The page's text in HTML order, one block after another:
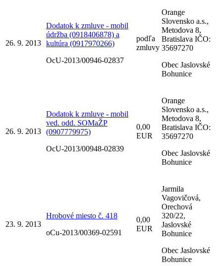
26. 9. 2013
Dodatok k zmluve - mobil
údržba (0918406878) a
kultúra (0917970266)
OcU-2013/00946-02837
podľa
zmluvy
Orange
Slovensko a.s.,
Metodova 8,
Bratislava IČO:
35697270
Obec Jaslovské
Bohunice
26. 9. 2013
Dodatok k zmluve - mobil
ved. odd. SOMaŽP
(0907779975)
OcU-2013/00948-02839
0,00
EUR
Orange
Slovensko a.s.,
Metodova 8,
Bratislava IČO:
35697270
Obec Jaslovské
Bohunice
23. 9. 2013
Hrobové miesto č. 418
oCu-2013/00369-02591
0,00
EUR
Jarmila
Vagovičová,
Orechová
320/22,
Jaslovské
Bohunice
Obec Jaslovské
Bohunice